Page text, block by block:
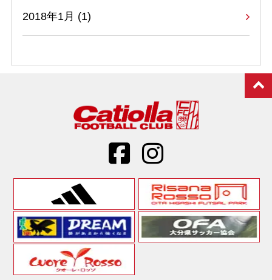
2018年1月 (1)